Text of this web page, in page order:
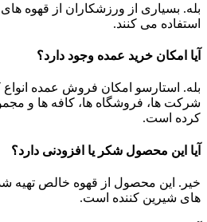
بله. بسیاری از ورزشکاران از قهوه
استفاده می کنند.
آیا امکان خرید عمده وجود دارد؟
بله. استارسو امکان فروش عمده
شرکت ها، فروشگاه ها، کافه ها و
کرده است.
آیا این محصول شکر یا افزودنی دارد؟
خیر. این محصول از قهوه خالص تهیه
های شیرین کننده است.